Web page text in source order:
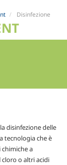
Disinfezione
disinfezione delle
tecnologia che è
chimiche a
o altri acidi